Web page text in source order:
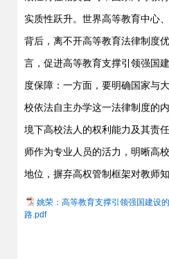
实质性跃升。世界高等教育中心
背后，离不开高等教育法律制度
言，促进高等教育支撑引领强国
度保障：一方面，要明确国家与
校依法自主办学这一法律制度的
境下高校法人的权利能力及其责
师作为专业人员的活力，明晰高
地位，摒弃高权管制框架对教师
姚荣：高等教育支撑引领强国建设
路.pdf